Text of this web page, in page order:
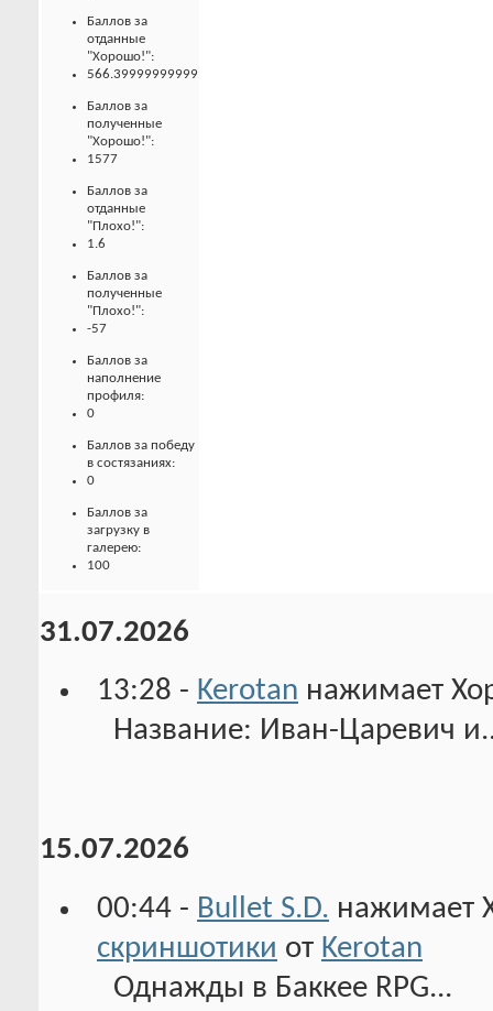
Баллов за
отданные
"Хорошо!":
566.39999999999
Баллов за
полученные
"Хорошо!":
1577
Баллов за
отданные
"Плохо!":
1.6
Баллов за
полученные
"Плохо!":
-57
Баллов за
наполнение
профиля:
0
Баллов за победу
в состязаниях:
0
Баллов за
загрузку в
галерею:
100
31.07.2026
13:28 - Kerotan нажимает
Название: Иван-Царевич
15.07.2026
00:44 - Bullet S.D. нажимает
скриншотики от Kerotan
Однажды в Баккее RPG...